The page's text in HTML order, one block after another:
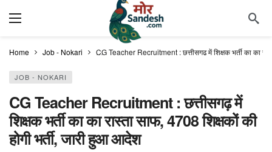
Home Job - Nokari CG Teacher Recruitment : छत्तीसगढ़ में शिक्षक भर्ती का का
JOB - NOKARI
CG Teacher Recruitment : छत्तीसगढ़ में
शिक्षक भर्ती का का रास्ता साफ, 4708 शिक्षकों की
होगी भर्ती, जारी हुआ आदेश